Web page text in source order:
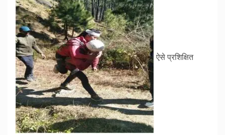
ऐसे प्रशिक्षित